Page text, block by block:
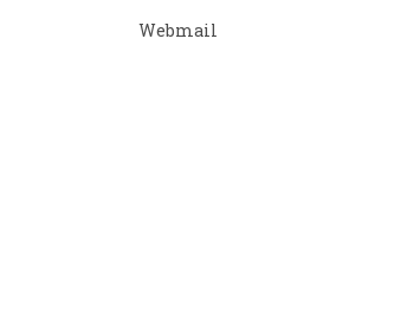
Webmail